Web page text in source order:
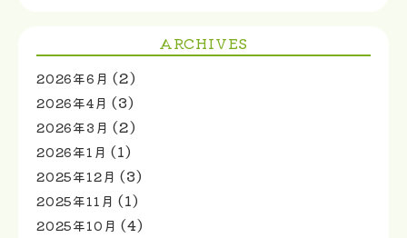
ARCHIVES
2026年6月 (2)
2026年4月 (3)
2026年3月 (2)
2026年1月 (1)
2025年12月 (3)
2025年11月 (1)
2025年10月 (4)